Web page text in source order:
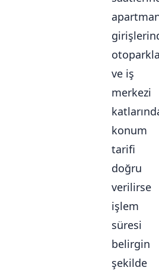
ve iş
merkezi
konum
tarifi
doğru
verilirse
işlem
süresi
belirgin
şekilde